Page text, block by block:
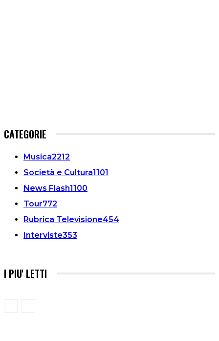
CATEGORIE
Musica2212
Società e Cultura1101
News Flash1100
Tour772
Rubrica Televisione454
Interviste353
I PIU' LETTI